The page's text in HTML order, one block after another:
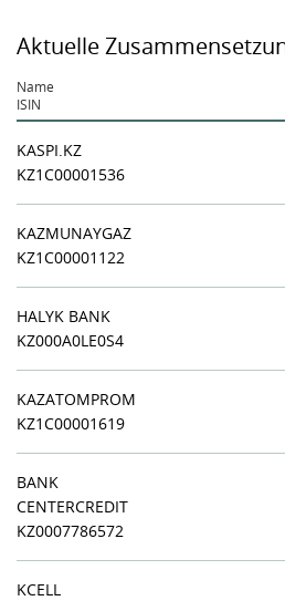
Aktuelle
Name
ISIN
KASPI.KZ
KZ1C00001536
KAZMUNAYGAZ
KZ1C00001122
HALYK BANK
KZ000A0LE0S4
KAZATOMPROM
KZ1C00001619
BANK
CENTERCREDIT
KZ0007786572
KCELL